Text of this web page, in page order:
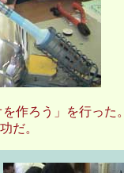
作ろう」を行った。
だ。